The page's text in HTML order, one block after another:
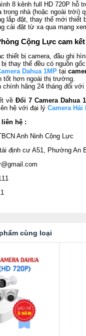
8 kênh full HD 720P hỗ
trong nhà (hoặc ngoài trời)
lắp đặt, thay thế mới thiết
cài đặt từ xa qua mạng
Cộng Lực cam kết
thiết bị camera, đầu ghi
thay thế đều có nguồn
Dahua 1MP tại
tốt hơn ngoài thị trường.
chính hãng 24 tháng đối
về Đổi 7 Camera Dahua
hệ với đại lý Camera
hệ :
Anh Ninh Cộng Lực
định cư A51, Phường An
cùng loại